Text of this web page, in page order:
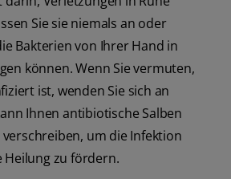
Sie sie niemals an oder
Bakterien von Ihrer Hand in
können. Wenn Sie vermuten,
ist, wenden Sie sich an
Ihnen antibiotische Salben
um die Infektion
zu fördern.